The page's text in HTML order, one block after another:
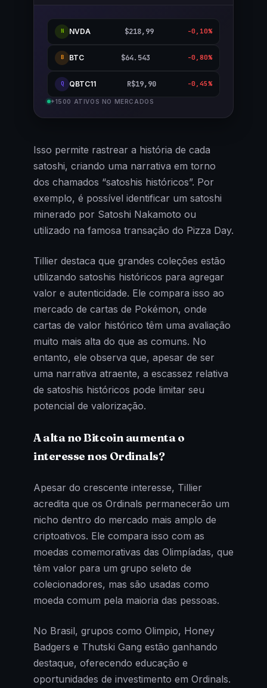
N NVDA $218,99 -0,10%
B BTC $64.543 -0,80%
Q QBTC11 R$19,90 -0,45%
+1500 ATIVOS NO MERCADOS
Isso permite rastrear a história de cada
satoshi, criando uma narrativa em torno
dos chamados “satoshis históricos”. Por
exemplo, é possível identificar um satoshi
minerado por Satoshi Nakamoto ou
utilizado na famosa transação do Pizza Day.
Tillier destaca que grandes coleções estão
utilizando satoshis históricos para agregar
valor e autenticidade. Ele compara isso ao
mercado de cartas de Pokémon, onde
cartas de valor histórico têm uma avaliação
muito mais alta do que as comuns. No
entanto, ele observa que, apesar de ser
uma narrativa atraente, a escassez relativa
de satoshis históricos pode limitar seu
potencial de valorização.
A alta no Bitcoin aumenta o
interesse nos Ordinals?
Apesar do crescente interesse, Tillier
acredita que os Ordinals permanecerão um
nicho dentro do mercado mais amplo de
criptoativos. Ele compara isso com as
moedas comemorativas das Olimpíadas, que
têm valor para um grupo seleto de
colecionadores, mas são usadas como
moeda comum pela maioria das pessoas.
No Brasil, grupos como Olimpio, Honey
Badgers e Thutski Gang estão ganhando
destaque, oferecendo educação e
oportunidades de investimento em Ordinals.